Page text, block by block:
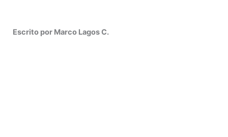
Escrito por Marco Lagos C.